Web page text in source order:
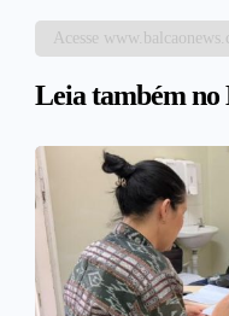
Acesse
Leia também no